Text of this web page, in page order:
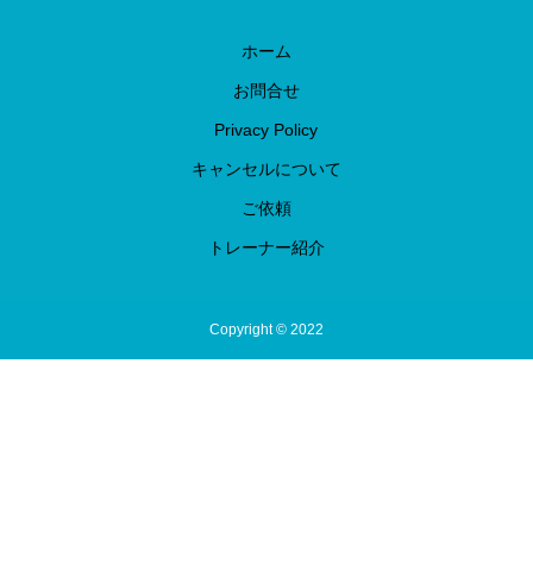
ホーム
お問合せ
Privacy Policy
キャンセルについて
ご依頼
トレーナー紹介
Copyright © 2022